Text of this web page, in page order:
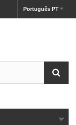
Português PT